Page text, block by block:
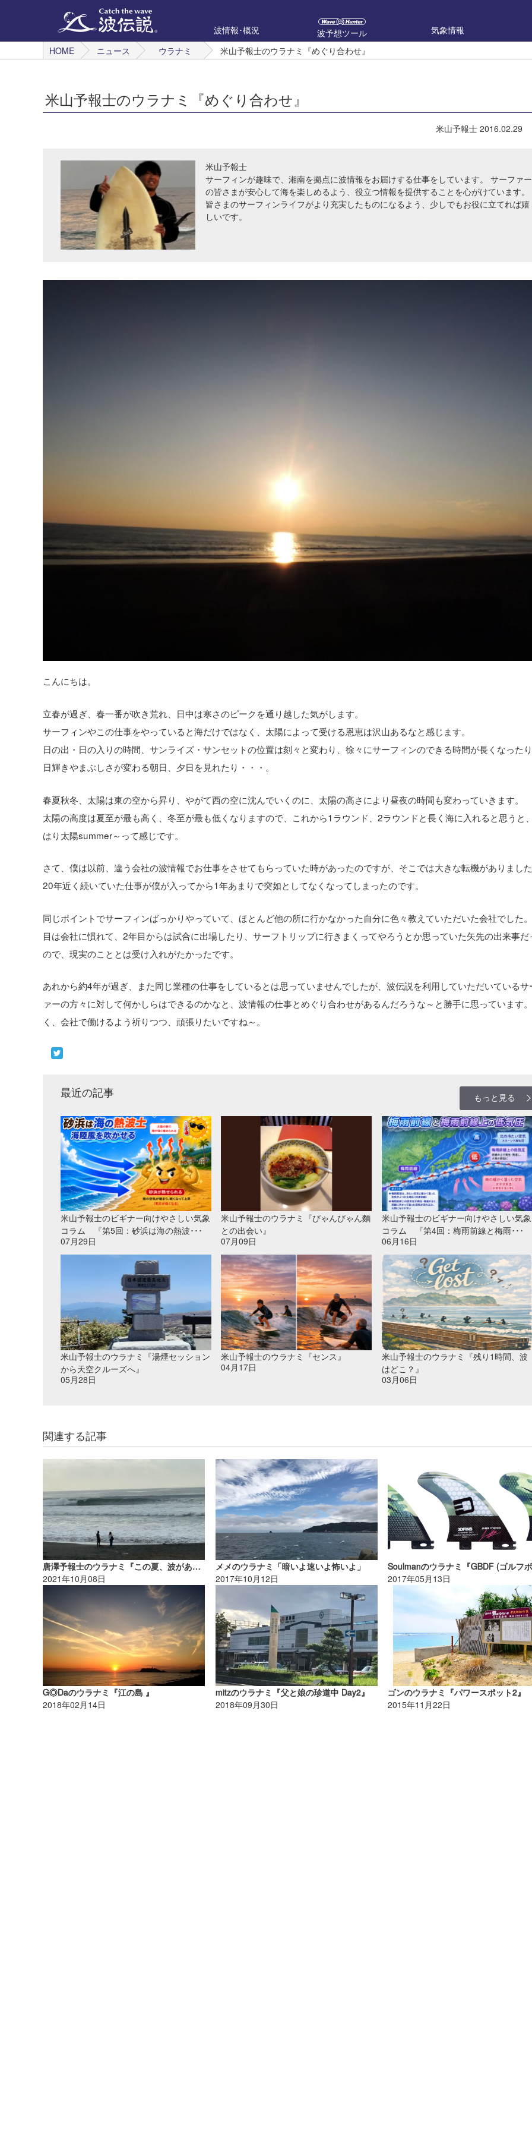
波情報･概況 波予想ツール
気象情報
HOME
ニュース ウラナミ 米山予報士のウラナミ『めぐり合わせ』
米山予報士のウラナミ『めぐり合わせ』
米山予報士 2016.02.29
米山予報士
サーフィンが趣味で、湘南を拠点に波情報をお届けする仕事をしています。 サーファー
の皆さまが安心して海を楽しめるよう、役立つ情報を提供することを心がけています。
皆さまのサーフィンライフがより充実したものになるよう、少しでもお役に立てれば嬉
しいです。
こんにちは。
立春が過ぎ、春一番が吹き荒れ、日中は寒さのピークを通り越した気がします。
サーフィンやこの仕事をやっていると海だけではなく、太陽によって受ける恩恵は沢山あるなと感じます。
日の出・日の入りの時間、サンライズ・サンセットの位置は刻々と変わり、徐々にサーフィンのできる時間が長くなった
日輝きやまぶしさが変わる朝日、夕日を見れたり・・・。
春夏秋冬、太陽は東の空から昇り、やがて西の空に沈んでいくのに、太陽の高さにより昼夜の時間も変わっていきます。
太陽の高度は夏至が最も高く、冬至が最も低くなりますので、これから1ラウンド、2ラウンドと長く海に入れると思うと
はり太陽summer～って感じです。
さて、僕は以前、違う会社の波情報でお仕事をさせてもらっていた時があったのですが、そこでは大きな転機がありまし
20年近く続いていた仕事が僕が入ってから1年あまりで突如としてなくなってしまったのです。
同じポイントでサーフィンばっかりやっていて、ほとんど他の所に行かなかった自分に色々教えていただいた会社でした
目は会社に慣れて、2年目からは試合に出場したり、サーフトリップに行きまくってやろうとか思っていた矢先の出来事だ
ので、現実のこととは受け入れがたかったです。
あれから約4年が過ぎ、また同じ業種の仕事をしているとは思っていませんでしたが、波伝説を利用していただいているサ
ァーの方々に対して何かしらはできるのかなと、波情報の仕事とめぐり合わせがあるんだろうな～と勝手に思っています
く、会社で働けるよう祈りつつ、頑張りたいですね～。
最近の記事 もっと見る
米山予報士のビギナー向けやさしい気象
コラム 『第5回：砂浜は海の熱波･･･
07月29日
米山予報士のウラナミ『びゃんびゃん麵
との出会い』
07月09日
米山予報士のビギナー向けやさしい気象
コラム 『第4回：梅雨前線と梅雨･･･
06月16日
米山予報士のウラナミ『湯煙セッション
から天空クルーズへ』
05月28日
米山予報士のウラナミ『センス』
04月17日
米山予報士のウラナミ『残り1時間、波
はどこ？』
03月06日
関連する記事
唐澤予報士のウラナミ『この夏、波があったのはどこ？』
2021年10月08日
メメのウラナミ「暗いよ速いよ怖いよ」
2017年10月12日
2017年05月13日
G◎Daのウラナミ『江の島 』
2018年02月14日
mitzのウラナミ『父と娘の珍道中 Day2』
2018年09月30日
ゴンのウラナミ『パワースポット2』
2015年11月22日